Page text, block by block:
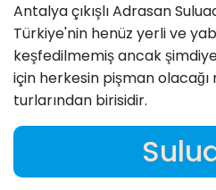
Antalya çıkışlı Adrasan
Türkiye'nin henüz yerli ve
keşfedilmemiş ancak
için herkesin pişman
turlarından birisidir.